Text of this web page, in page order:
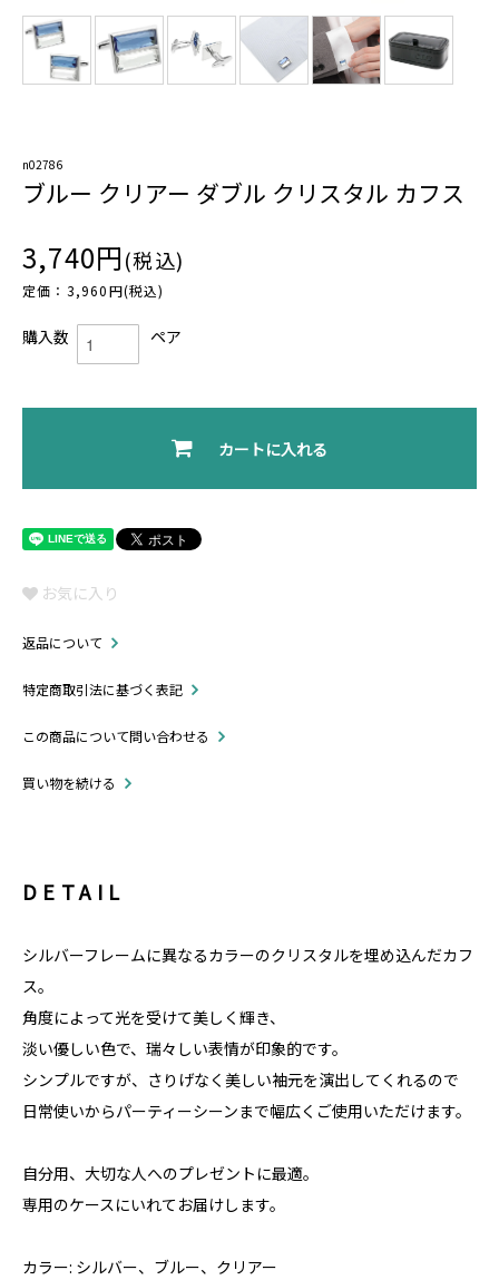
n02786
ブルー クリアー ダブル クリスタル カフス
3,740円(税込)
定価：3,960円(税込)
購入数 ペア
カートに入れる
お気に入り
返品について
特定商取引法に基づく表記
この商品について問い合わせる
買い物を続ける
DETAIL
シルバーフレームに異なるカラーのクリスタルを埋め込んだカフ
ス。
角度によって光を受けて美しく輝き、
淡い優しい色で、瑞々しい表情が印象的です。
シンプルですが、さりげなく美しい袖元を演出してくれるので
日常使いからパーティーシーンまで幅広くご使用いただけます。
自分用、大切な人へのプレゼントに最適。
専用のケースにいれてお届けします。
カラー: シルバー、ブルー、クリアー